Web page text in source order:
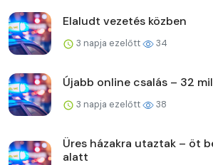
Elaludt vezetés közben
3 napja ezelőtt 34
Újabb online csalás – 32
3 napja ezelőtt 38
Üres házakra utaztak – öt
alatt